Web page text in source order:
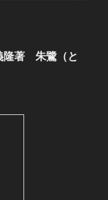
隆著 朱鷺（と